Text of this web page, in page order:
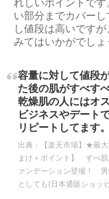
れしいポイントで
い部分までカバー
し値段は高いです
みてはいかがでしょ
容量に対して値段
た後の肌がすべす
乾燥肌の人にはオ
ビジネスやデート
リピートしてます。
出典：
【楽天市場】★最
まけ＋ポイント】 すべ
ァンデーション登場！
としても(日本通販ショ